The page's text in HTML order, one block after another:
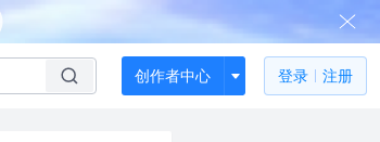
创作者中心 登录 注册